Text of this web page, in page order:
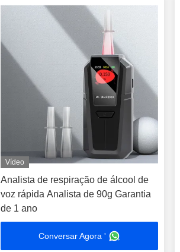
Vídeo
Analista de respiração de álcool de
voz rápida Analista de 90g Garantia
de 1 ano
Conversar Agora '